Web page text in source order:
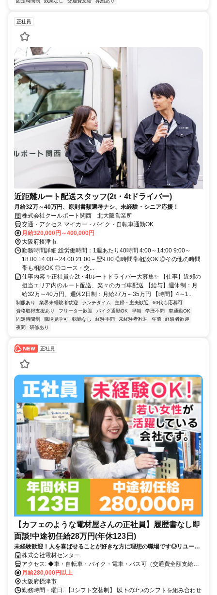
正社員
近距離ルート配送スタッフ(2t・4tドライバー)
月給32万～40万円、原則書類選考ナシ、未経験・シニア応援！
株式会社クールポート関西 北大阪営業所
交通・アクセス マイカー・バイク・自転車通勤OK
月給320,000円～400,000円
大阪府摂津市
勤務時間詳細 総労働時間：1週あたり40時間 4:00～14:00 9:00～
18:00 14:00～24:00 21:00～翌9:00 ◎時間帯相談OK ◎その他の時間
帯も相談OK ◎コース・交...
仕事内容 ✨正社員☆2t・4tルートドライバー大募集✨ 【仕事】近郊の
担当エリア内のルート配送、楽々のカゴ車配送 【給与】週休制：月
給32万～40万円、週休2日制：月給27万～35万円 【時間】4～1...
制服あり 業界未経験者歓迎 ランチタイム 主婦・主夫歓迎
60代も応募可
資格取得支援あり
フリーター歓迎 バイク通勤OK 早朝 学歴不問
車通勤OK
固定時間制
職場見学可 転勤なし 経験不問 未経験者歓迎 午前
経験者歓迎
夜間
研修あり
正社員
【カフェのような電材屋さんの正社員】履歴書なし即
面談!中途初任給28万円(年休123日)
未経験歓迎！人を喜ばせることが好きな方に理想の職場です◎リユース
ショップ店員（年休123日）
株式会社電材センター
アクセス: ◆車・自転車・バイク・電車・バス可（交通費全額支給）
◆駐車場：無料
月給280,000円以上
大阪府摂津市
勤務時間・曜日: 【3シフト交替制】 以下の3つのシフトを組み合わせ